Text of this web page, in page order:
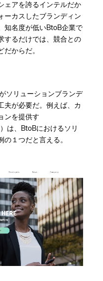
ェアを誇るインテルだか
ーカスしたブランディン
知名度が低いBtoB企業で
するだけでは、競合との
からだ。
ソリューションブランデ
夫が必要だ。例えば、カ
ンを提供す
は、BtoBにおけるソリ
１つだと言える。